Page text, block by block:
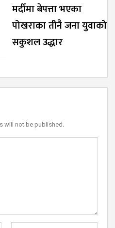
मर्दीमा बेपत्ता भएका
पोखराका तीनै जना युवाको
सकुशल उद्धार
will not be published.